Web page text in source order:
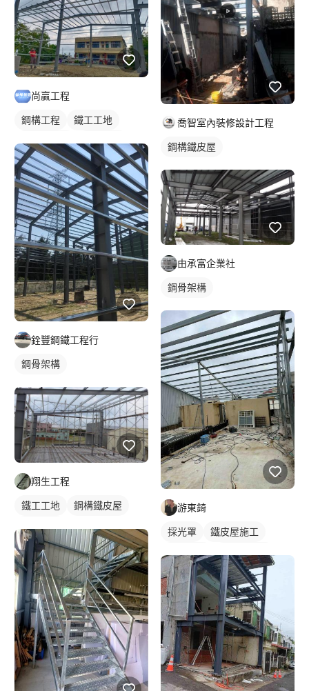
尚贏工程
鋼構工程
鐵工工地
銓豐鋼鐵工程行
鋼骨架構
翔生工程
鐵工工地
鋼構鐵皮屋
喬智室內裝修設計工程
鋼構鐵皮屋
由承富企業社
鋼骨架構
游東錡
採光罩
鐵皮屋施工